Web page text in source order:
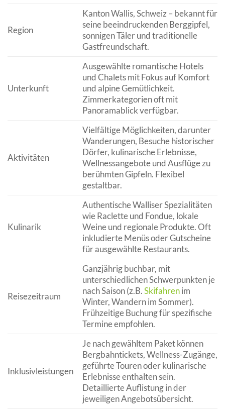
Region
Kanton Wallis, Schweiz – bekannt für
seine beeindruckenden Berggipfel,
sonnigen Täler und traditionelle
Gastfreundschaft.
Unterkunft
Ausgewählte romantische Hotels
und Chalets mit Fokus auf Komfort
und alpine Gemütlichkeit.
Zimmerkategorien oft mit
Panoramablick verfügbar.
Aktivitäten
Vielfältige Möglichkeiten, darunter
Wanderungen, Besuche historischer
Dörfer, kulinarische Erlebnisse,
Wellnessangebote und Ausflüge zu
berühmten Gipfeln. Flexibel
gestaltbar.
Kulinarik
Authentische Walliser Spezialitäten
wie Raclette und Fondue, lokale
Weine und regionale Produkte. Oft
inkludierte Menüs oder Gutscheine
für ausgewählte Restaurants.
Reisezeitraum
Ganzjährig buchbar, mit
unterschiedlichen Schwerpunkten je
nach Saison (z.B.Skifahrenim
Winter, Wandern im Sommer).
Frühzeitige Buchung für spezifische
Termine empfohlen.
Inklusivleistungen
Je nach gewähltem Paket können
Bergbahntickets, Wellness-Zugänge,
geführte Touren oder kulinarische
Erlebnisse enthalten sein.
Detaillierte Auflistung in der
jeweiligen Angebotsübersicht.